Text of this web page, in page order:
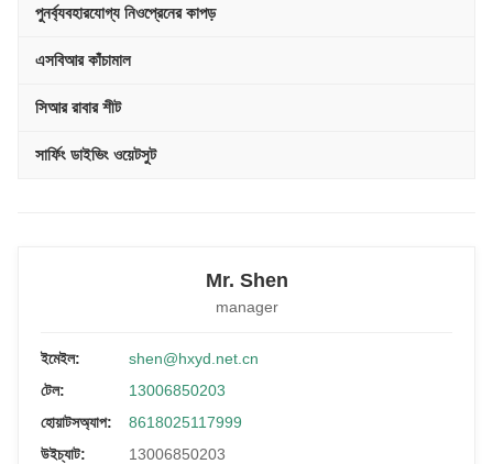
পুনর্ব্যবহারযোগ্য নিওপ্রেনের কাপড়
এসবিআর কাঁচামাল
সিআর রাবার শীট
সার্ফিং ডাইভিং ওয়েটসুট
Mr. Shen
manager
ইমেইল:
shen@hxyd.net.cn
টেল:
13006850203
হোয়াটসঅ্যাপ:
8618025117999
উইচ্যাট:
13006850203